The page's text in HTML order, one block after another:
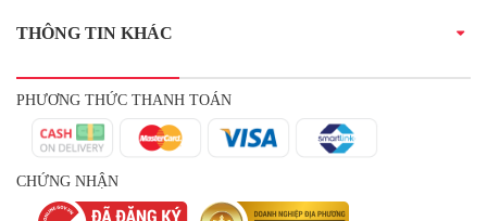
THÔNG TIN KHÁC
PHƯƠNG THỨC THANH TOÁN
CHỨNG NHẬN